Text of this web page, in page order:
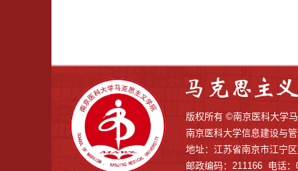
版权所有 ©南京医科大
南京医科大学信息建设与
地址：江苏省南京市江宁
邮政编码：211166 电话：